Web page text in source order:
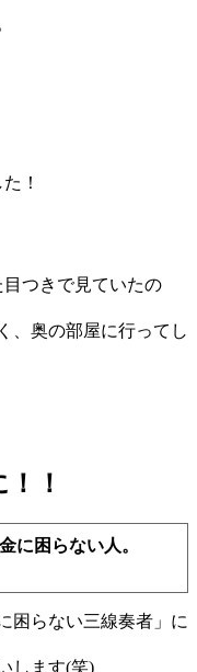
！
つきで見ていたの
、奥の部屋に行ってし
！
に困らない人。
困らない三線奏者」に
します(笑)